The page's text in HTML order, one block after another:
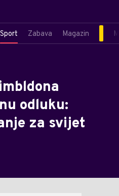
Sport Zabava Magazin
odluku:
za svijet